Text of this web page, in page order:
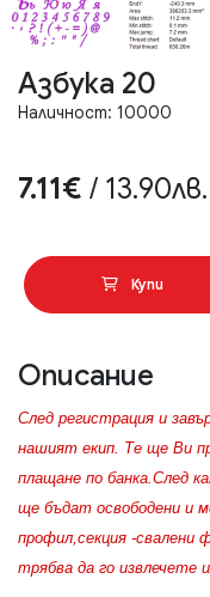
Азбука 20
Наличност: 10000
7.11€ / 13.90лв.
Купи
Описание
След регистрация и
нашият екип. Те ще Ви
плащане по банка.След
ще бъдат освободени и
профил,секция -свалени
трябва да го извлечете